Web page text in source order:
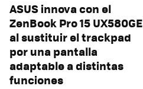
ASUS innova con el
ZenBook Pro 15 UX580GE
al sustituir el trackpad
por una pantalla
adaptable a distintas
funciones